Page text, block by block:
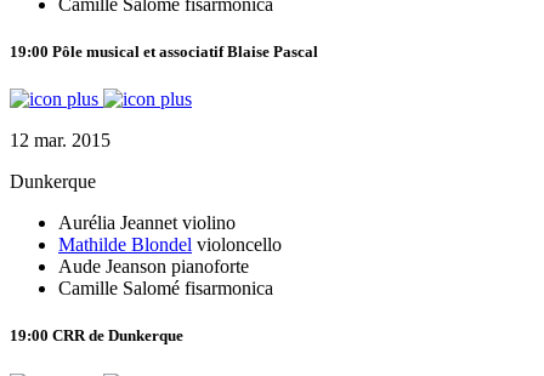
Camille Salomé fisarmonica
19:00 Pôle musical et associatif Blaise Pascal
12 mar. 2015
Dunkerque
Aurélia Jeannet violino
Mathilde Blondel violoncello
Aude Jeanson pianoforte
Camille Salomé fisarmonica
19:00 CRR de Dunkerque